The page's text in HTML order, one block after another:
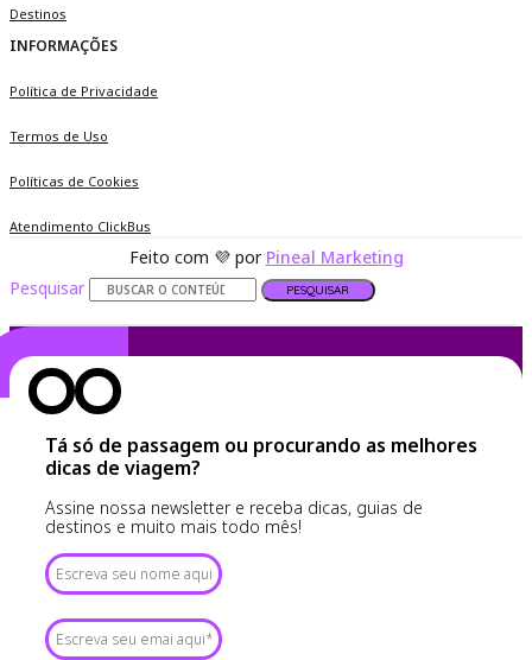
Destinos
INFORMAÇÕES
Política de Privacidade
Termos de Uso
Políticas de Cookies
Atendimento ClickBus
Feito com 💜 por Pineal Marketing
Pesquisar
PESQUISAR
Tá só de passagem ou procurando as melhores
dicas de viagem?
Assine nossa newsletter e receba dicas, guias de
destinos e muito mais todo mês!